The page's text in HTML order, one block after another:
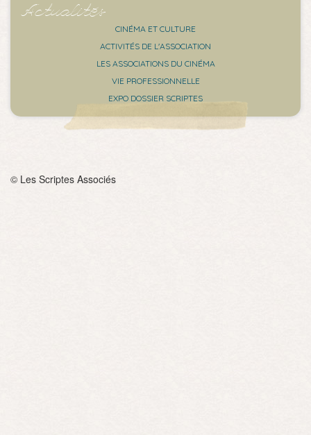
Actualités
CINÉMA ET CULTURE
ACTIVITÉS DE L'ASSOCIATION
LES ASSOCIATIONS DU CINÉMA
VIE PROFESSIONNELLE
EXPO DOSSIER SCRIPTES
© Les Scriptes Associés